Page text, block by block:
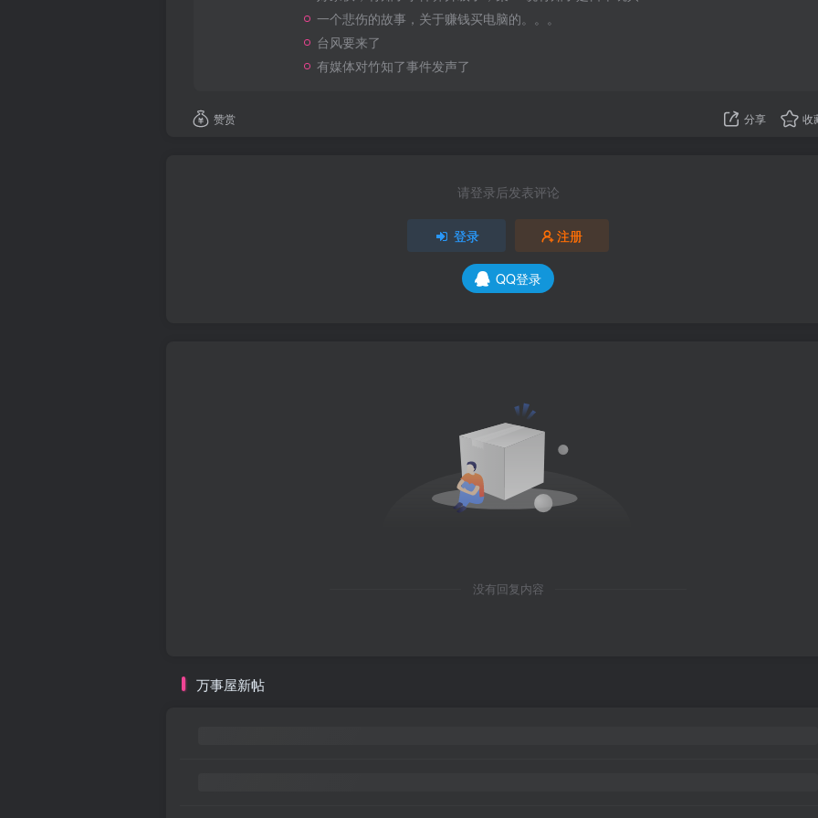
一个悲伤的故事，关于赚钱买电脑的。。。
台风要来了
有媒体对竹知了事件发声了
赞赏 分享 收
请登录后发表评论
登录 注册
QQ登录
没有回复内容
万事屋新帖